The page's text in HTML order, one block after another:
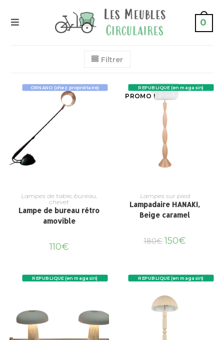
0
Filtrer
ORNANO (chez propriétaire)
Lampes de table, bureau,
chevet
Lampe de bureau rétro
amovible
110€
REPUBLIQUE (en magasin)
PROMO !
Lampes sur pied
Lampadaire HANAKI,
Beige caramel
180€ 150€
REPUBLIQUE (en magasin) REPUBLIQUE (en magasin)